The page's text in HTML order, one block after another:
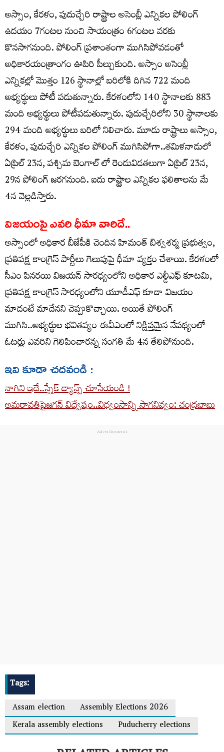
అస్సాం, కేరళం, పుదుచ్చేరి రాష్ట్రాల అసెంబ్లీ ఎన్నికల పోలింగ్
ఉదయం 7గంటల నుంచి సాయంత్రం 6గంటల వరకు
కొనసాగనుంది. పోలింగ్ ప్రశాంతంగా ముగిసిపోవడంతో
అధికారయంత్రాంగం ఊపిరి పీల్చుకుంది. అస్సాం అసెంబ్లీ
ఎన్నికల్లో మొత్తం 126 స్థానాల్లో బరిలోకి దిగిన 722 మంది
అభ్యర్థులు పోటీ పడుతున్నారు. కేరళంలోని 140 స్థానాలకు 883
మంది అభ్యర్థులు పోటీపడుతున్నారు. పుదుచ్చేరిలోని 30 స్థానాలకు
294 మంది అభ్యర్థులు బరిలో నిలిచారు. మూడు రాష్ట్రాలు అస్సాం,
కేరళం, పుదుచ్చేరి ఎన్నికల పోలింగ్ ముగిసిపోగా..తమిళనాడులో
ఏప్రిల్ 23న, పశ్చిమ బెంగాల్ లో రెండువిడతలుగా ఏప్రిల్ 23న,
29న పోలింగ్ జరగనుంది. ఐదు రాష్ట్రాల ఎన్నికల ఫలితాలను మే
4న వెల్లడిస్తారు.
విజయంపై ఎవరి ధీమా వారిదే..
అస్సాంలో అధికార బీజేపీకి చెందిన హిమంత్ బిశ్వశర్మ ప్రభుత్వం,
ప్రతిపక్ష కాంగ్రెస్ పార్టీలు గెలుపుపై ధీమా వ్యక్తం చేశాయి. కేరళంలో
సీఎం పినరయి విజయన్ సారధ్యంలోని అధికార ఎల్డీఎఫ్ కూటమి,
ప్రతిపక్ష కాంగ్రెస్ సారధ్యంలోని యూడీఎఫ్ కూడా విజయం
మాదంటే మాదేనని చెప్పుకొచ్చాయి. అయితే పోలింగ్
ముగిసి..అభ్యర్థుల భవితవ్యం ఈవీఎంలో నిక్షిప్తమైన నేపథ్యంలో
ఓటర్లు ఎవరిని గెలిపించారన్న సంగతి మే 4న తేలిపోనుంది.
ఇవి కూడా చదవండి :
నాగిని ఇదే..స్నేక్ డ్యాన్స్ చూసేయండి !
అమరావతిపైజగన్ విద్వేషం..విధ్వంసాన్ని సాగనివ్వం: చంద్రబాబు
Tags:
Assam election
Assembly Elections 2026
Kerala assembly elections
Puducherry elections